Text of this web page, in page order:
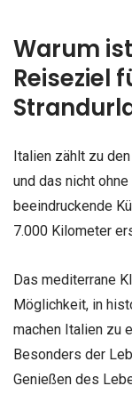
Warum
Reiseziel
Italien zählt zu
und das nicht
beeindruckende
7.000 Kilometer
Das mediterrane
Möglichkeit, in
machen Italien zu
Besonders der
Genießen des